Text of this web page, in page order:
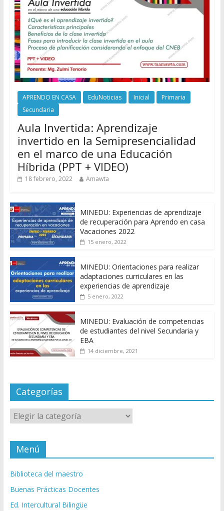
APRENDO EN CASA EduNoticias Inicial
Primaria
Secundaria
Aula Invertida: Aprendizaje
invertido en la Semipresencialidad
en el marco de una Educación
Híbrida (PPT + VIDEO)
18 febrero, 2022 Amawta
MINEDU: Experiencias de aprendizaje
de recuperación para Aprendo en casa
Vacaciones 2022
15 enero, 2022
MINEDU: Orientaciones para realizar
adaptaciones curriculares en las
experiencias de aprendizaje
5 enero, 2022
MINEDU: Evaluación de competencias
de estudiantes del nivel Secundaria y
EBA
14 diciembre, 2021
Categorías
Categorías
Menú
Biblioteca del maestro
Buenas Prácticas Docentes
Ed. Intercultural Bilingüe